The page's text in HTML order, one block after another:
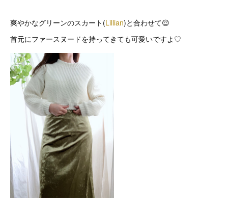
爽やかなグリーンのスカート(Lillian)と合わせて😌
首元にファースヌードを持ってきても可愛いですよ♡